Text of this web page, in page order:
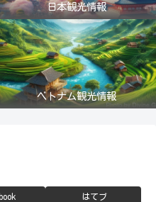
日本観光情報
ベトナム観光情報
はてブ